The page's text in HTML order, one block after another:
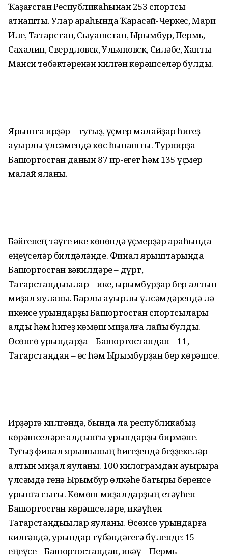
Ҡаҙағстан Респуб­ликаһынан 253 спортсы
ҡатнашты. Улар араһында Ҡарасәй-Черкес, Мари
Иле, Татарстан, Сыуашстан, Ырымбур, Пермь,
Сахалин, Свердловск, Ульяновск, Силәбе, Ханты-
Манси төбәктәренән килгән көрәшселәр булды.
Ярышта ирҙәр – туғыҙ, үҫмер малайҙар һигеҙ
ауырлыҡ үлсәмендә көс һынашты. Турнирҙа
Башҡортостан данын 87 ир-егет һәм 135 үҫмер
малай яҡланы.
Бәйгенең тәүге ике көнөндә үҫмерҙәр араһында
еңеүселәр билдәләнде. Финал ярыштарында
Башҡортостан вәкилдәре – дүрт,
Татарстандыҡылар – ике, ырымбурҙар бер алтын
миҙал яуланы. Барлыҡ ауырлыҡ үлсәмдәрендә лә
икенсе урындарҙы Башҡортостан спортсылары
алды һәм һигеҙ көмөш миҙалға лайыҡ булды.
Өсөнсө урындарҙа – Башҡортостандан – 11,
Татарстандан – өс һәм Ырымбурҙан бер көрәшсе.
Ирҙәргә килгәндә, бында ла республикабыҙ
көрәшселәре алдынғы урындарҙы бирмәне.
Туғыҙ финал ярышының һигеҙендә беҙҙекеләр
алтын миҙал яуланы. 100 килограмдан ауырыраҡ
үлсәмдә генә Ырымбур өлкәһе батыры беренсе
урынға сыҡты. Көмөш миҙалдарҙың етәүһен –
Башҡортостан көрәшселәре, икәүһен
Татарстандыҡылар яуланы. Өсөнсө урындарға
килгәндә, урындар түбәндәгесә бүленде: 15
еңеүсе – Башҡортостандан, икәү – Пермь